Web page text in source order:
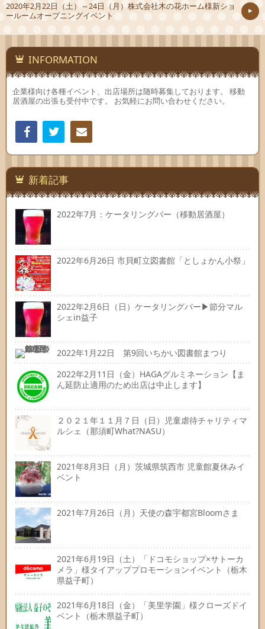
2020年2月22日（土）～24日（月）株式会社木の花ホーム様新ショ
ールームオープニングイベント
INFORMATION
企業様向け各種イベント、出店場所は随時募集しております。 移動
居酒屋の出張も受付中です。 お気軽にお問い合わせください。
Facebook
連絡
新着記事
2022年7月：ケータリングバー（移動居酒屋）
2022年6月26日 市貝町立図書館「としょかん小祭」
2022年2月6日（日）ケータリングバー▶節分マル
シェin益子
2022年1月22日 第9回いちかい図書館まつり
2022年2月11日（金）HAGAグルミネーション【ま
ん延防止適用のため出店は中止します】
２０２１年１１月７日（日）児童虐待チャリティマ
ルシェ（那須町What?NASU）
2021年8月3日（月）茨城県筑西市 児童館夏休みイ
ベント
2021年7月26日（月）天使の森宇都宮Bloomさま
2021年6月19日（土）「ドコモショップ×サトーカ
メラ」様タイアッププロモーションイベント（栃木
県益子町）
2021年6月18日（金）「美里学園」様クローズドイ
ベント（栃木県益子町）